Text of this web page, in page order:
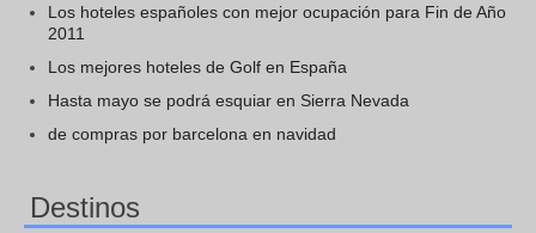
Los hoteles españoles con mejor ocupación para Fin de Año
2011
Los mejores hoteles de Golf en España
Hasta mayo se podrá esquiar en Sierra Nevada
de compras por barcelona en navidad
Destinos